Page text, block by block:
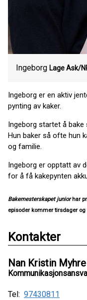
Ingeborg Lage Ask/
Ingeborg er en aktiv
pynting av kaker.
Ingeborg startet å
Hun baker så ofte hun
og familie.
Ingeborg er opptatt av
for å få kakepynten
Bakemesterskapet juniorhar
episoder kommer tirsdager og
Kontakter
Nan Kristin Myhre
Tel: 97430811